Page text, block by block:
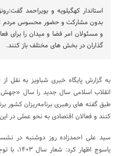
استاندار کهگیلویه و بویراحمد
بدون مشارکت و حضور محسوس مردم
و مسئولان امر فضا و میدان را برای
گذاران در بخش های مختلف باز کنند.
به گزارش پایگاه خبری شباویز به نقل
انقلاب اسلامی سال جدید را سال «جهش
طبق گفته های رهبری برنامه‌ریزان کشور
کنند و فعالان اقتصادی به نحو عملی در
سید علی احمدزاده روز دوشنبه در